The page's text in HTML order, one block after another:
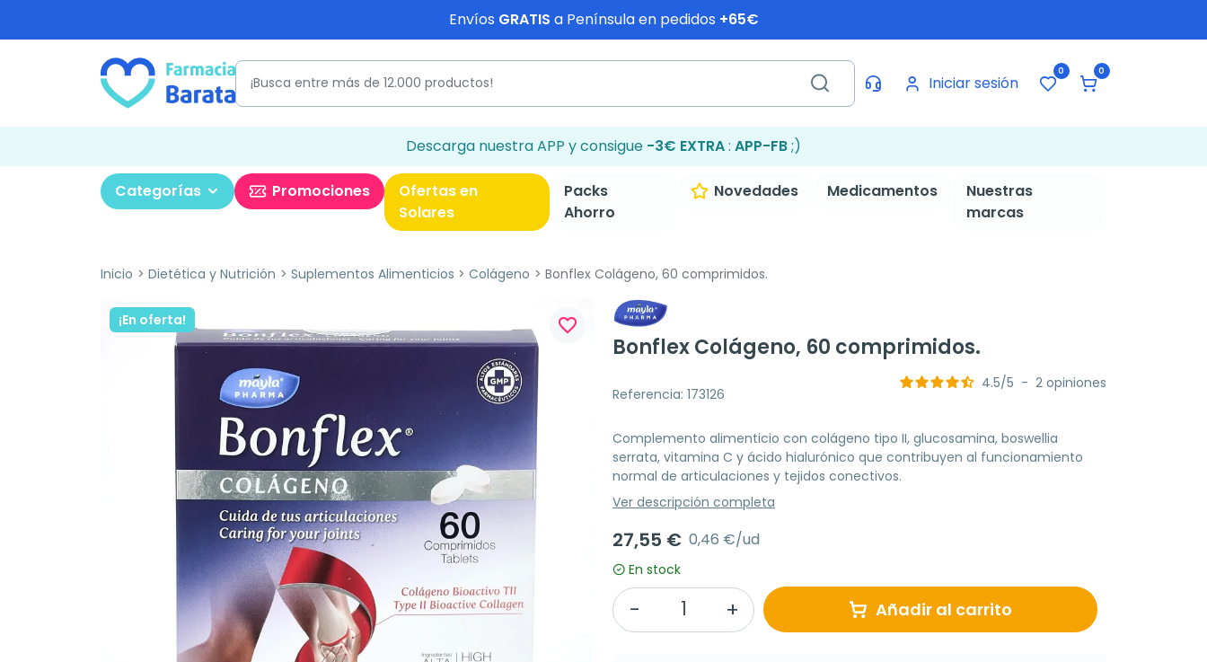
Envíos GRATIS a Península en pedidos +65€
Iniciar sesión
0 0
Descarga nuestra APP y consigue -3€ EXTRA: APP-FB;)
Categorías Promociones
Ofertas en
Solares
Packs
Ahorro
Novedades Medicamentos
Nuestras
marcas
Inicio Dietética y Nutrición Suplementos Alimenticios Colágeno Bonflex Colágeno, 60 comprimidos.
¡En oferta! favorite_border
Bonflex Colágeno, 60 comprimidos.
Referencia: 173126
4.5/5 - 2 opiniones
Complemento alimenticio con colágeno tipo II, glucosamina, boswellia
serrata, vitamina C y ácido hialurónico que contribuyen al funcionamiento
normal de articulaciones y tejidos conectivos.
Ver descripción completa
27,55 € 0,46 €/ud
En stock
Añadir al carrito